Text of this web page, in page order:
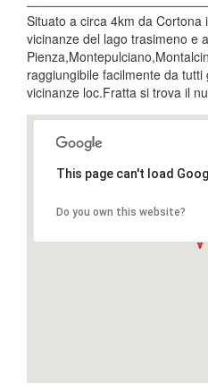
Situato a circa 4km da
vicinanze del lago trasimeno e
raggiungibile facilmente da
vicinanze loc.Fratta si trova il
This page can't load
Do you own this website?